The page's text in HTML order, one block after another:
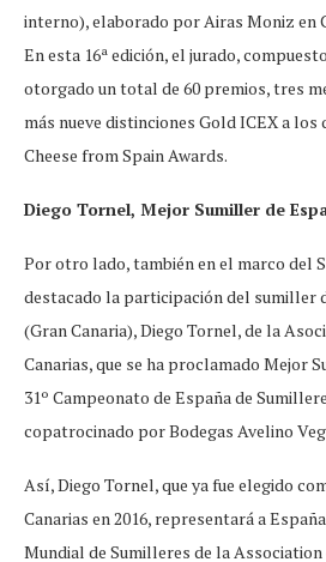
interno), elaborado por Airas Moniz en
En esta 16ª edición, el jurado,
otorgado un total de 60 premios, tres
más nueve distinciones Gold ICEX a
Cheese from Spain Awards.
Diego Tornel, Mejor Sumiller de
Por otro lado, también en el marco del
destacado la participación del sumiller
(Gran Canaria), Diego Tornel, de la
Canarias, que se ha proclamado Mejor
31º Campeonato de España de
copatrocinado por Bodegas Avelino
Así, Diego Tornel, que ya fue elegido
Canarias en 2016, representará a
Mundial de Sumilleres de la